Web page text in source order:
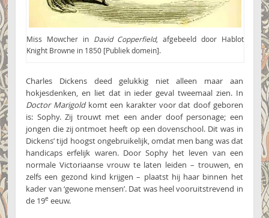
Miss Mowcher in David Copperfield, afgebeeld door Hablot
Knight Browne in 1850 [Publiek domein].
Charles Dickens deed gelukkig niet alleen maar aan
hokjesdenken, en liet dat in ieder geval tweemaal zien. In
Doctor Marigoldkomt een karakter voor dat doof geboren
is: Sophy. Zij trouwt met een ander doof personage; een
jongen die zij ontmoet heeft op een dovenschool. Dit was in
Dickens’ tijd hoogst ongebruikelijk, omdat men bang was dat
handicaps erfelijk waren. Door Sophy het leven van een
normale Victoriaanse vrouw te laten leiden – trouwen, en
zelfs een gezond kind krijgen – plaatst hij haar binnen het
kader van ‘gewone mensen’. Dat was heel vooruitstrevend in
de 19e eeuw.